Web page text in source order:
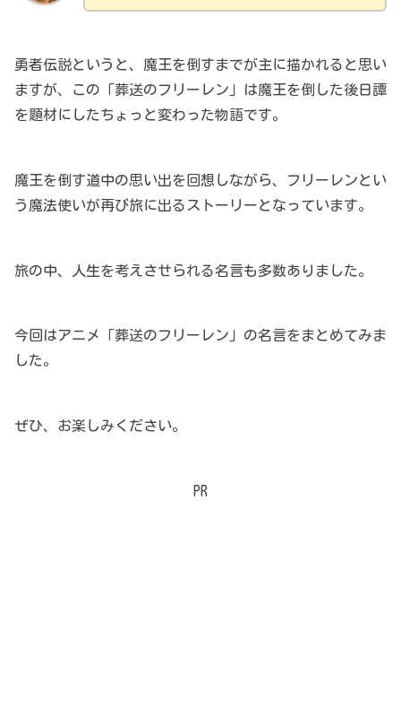
勇者伝説というと、魔王を倒すまでが主に描かれると思い
ますが、この「葬送のフリーレン」は魔王を倒した後日譚
を題材にしたちょっと変わった物語です。
魔王を倒す道中の思い出を回想しながら、フリーレンとい
う魔法使いが再び旅に出るストーリーとなっています。
旅の中、人生を考えさせられる名言も多数ありました。
今回はアニメ「葬送のフリーレン」の名言をまとめてみま
した。
ぜひ、お楽しみください。
PR